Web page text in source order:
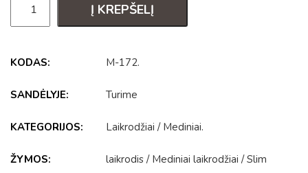
Į KREPŠELĮ
KODAS: M-172.
SANDĖLYJE: Turime
KATEGORIJOS: Laikrodžiai / Mediniai.
ŽYMOS: laikrodis / Mediniai laikrodžiai /Slim